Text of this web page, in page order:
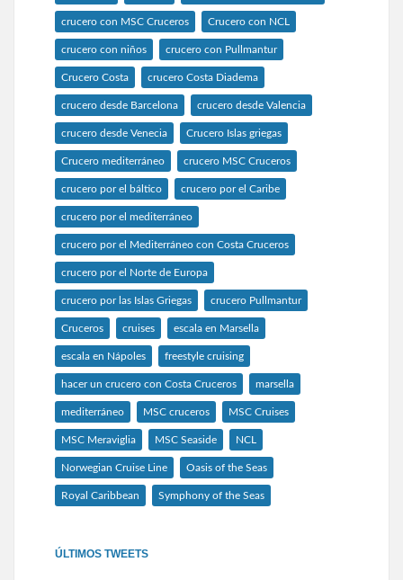
crucero con MSC Cruceros Crucero con NCL
crucero con niños crucero con Pullmantur
Crucero Costa crucero Costa Diadema
crucero desde Barcelona crucero desde Valencia
crucero desde Venecia Crucero Islas griegas
Crucero mediterráneo crucero MSC Cruceros
crucero por el báltico crucero por el Caribe
crucero por el mediterráneo
crucero por el Mediterráneo con Costa Cruceros
crucero por el Norte de Europa
crucero por las Islas Griegas crucero Pullmantur
Cruceros cruises escala en Marsella
escala en Nápoles freestyle cruising
hacer un crucero con Costa Cruceros marsella
mediterráneo MSC cruceros MSC Cruises
MSC Meraviglia MSC Seaside NCL
Norwegian Cruise Line Oasis of the Seas
Royal Caribbean Symphony of the Seas
ÚLTIMOS TWEETS